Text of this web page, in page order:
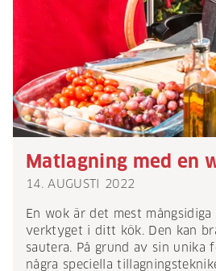
Matlagning med en
14. AUGUSTI 2022
En wok är det mest
verktyget i ditt kök. Den kan
sautera. På grund av sin unika
några speciella